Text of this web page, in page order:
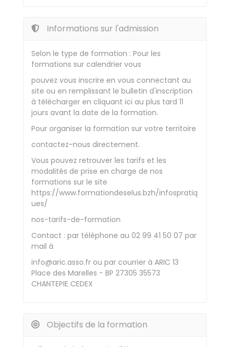
Informations sur l'admission
Selon le type de formation : Pour les
formations sur calendrier vous
pouvez vous inscrire en vous connectant au
site ou en remplissant le bulletin d'inscription
à télécharger en cliquant ici au plus tard 11
jours avant la date de la formation.
Pour organiser la formation sur votre territoire
contactez-nous directement.
Vous pouvez retrouver les tarifs et les
modalités de prise en charge de nos
formations sur le site
https://www.formationdeselus.bzh/infospratiq
ues/
nos-tarifs-de-formation
Contact : par téléphone au 02 99 41 50 07 par
mail à
info@aric.asso.fr ou par courrier à ARIC 13
Place des Marelles - BP 27305 35573
CHANTEPIE CEDEX
Objectifs de la formation